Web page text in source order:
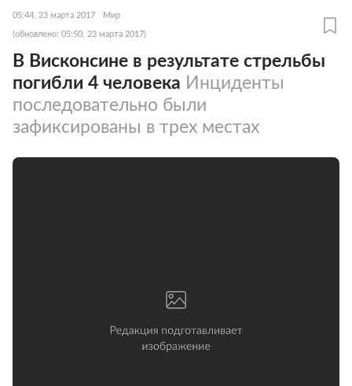
05:44, 23 марта 2017 Мир
(обновлено: 05:50, 23 марта 2017)
В Висконсине в результате стрельбы
погибли 4 человека Инциденты
последовательно были
зафиксированы в трех местах